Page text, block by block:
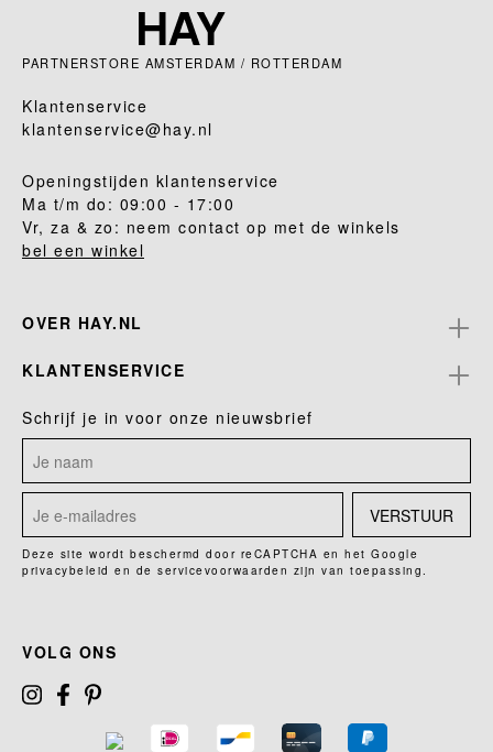
PARTNERSTORE AMSTERDAM / ROTTERDAM
Klantenservice
klantenservice@hay.nl
Openingstijden klantenservice
Ma t/m do: 09:00 - 17:00
Vr, za & zo: neem contact op met de winkels
bel een winkel
OVER HAY.NL
KLANTENSERVICE
Schrijf je in voor onze nieuwsbrief
VERSTUUR
Deze site wordt beschermd door reCAPTCHA en het Google
privacybeleid en de servicevoorwaarden zijn van toepassing.
VOLG ONS